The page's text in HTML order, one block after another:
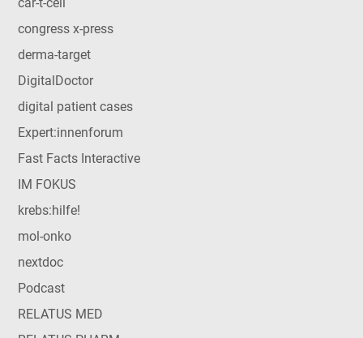
car-t-cell
congress x-press
derma-target
DigitalDoctor
digital patient cases
Expert:innenforum
Fast Facts Interactive
IM FOKUS
krebs:hilfe!
mol-onko
nextdoc
Podcast
RELATUS MED